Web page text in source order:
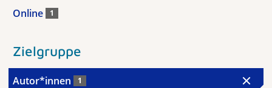
Online 1
Zielgruppe
Autor*innen 1